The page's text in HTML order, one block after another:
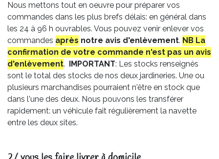
Nous mettons tout en oeuvre pour préparer vos
commandes dans les plus brefs délais: en général dans
les 24 à 96 h ouvrables. Vous pouvez venir enlever vos
commandes après notre avis d'enlèvement. NB La
confirmation de votre commande n'est pas un avis
d'enlèvement. IMPORTANT: Les stocks renseignés
sont le total des stocks de nos deux jardineries. Une ou
plusieurs marchandises pourraient n'être en stock que
dans l'une des deux. Nous pouvons les transférer
rapidement: un véhicule fait régulièrement la navette
entre les deux sites.